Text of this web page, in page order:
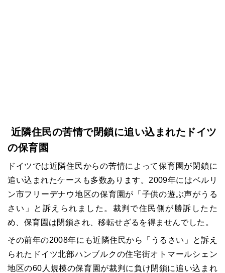
近隣住民の苦情で閉鎖に追い込まれたドイツ
の保育園
ドイツでは近隣住民からの苦情によって保育園が閉鎖に
追い込まれたケースも多数あります。2009年にはベルリ
ン市フリーデナウ地区の保育園が「子供の遊ぶ声がうる
さい」と訴えられました。裁判で住民側が勝訴したた
め、保育園は閉鎖され、移転せざるを得ませんでした。
その前年の2008年にも近隣住民から「うるさい」と訴え
られたドイツ北部ハンブルクの住宅街オトマールシェン
地区の60人規模の保育園が裁判に負け閉鎖に追い込まれ